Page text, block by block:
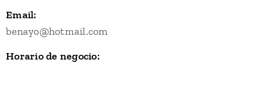
Email:
benayo@hotmail.com
Horario de negocio: